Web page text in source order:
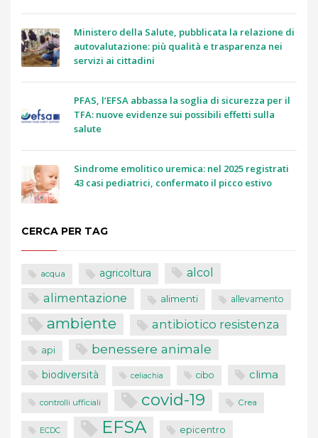
Ministero della Salute, pubblicata la relazione di
autovalutazione: più qualità e trasparenza nei
servizi ai cittadini
PFAS, l’EFSA abbassa la soglia di sicurezza per il
TFA: nuove evidenze sui possibili effetti sulla
salute
Sindrome emolitico uremica: nel 2025 registrati
43 casi pediatrici, confermato il picco estivo
CERCA PER TAG
acqua agricoltura alcol
alimentazione alimenti allevamento
ambiente antibiotico resistenza
api benessere animale
biodiversità celiachia cibo clima
controlli ufficiali covid-19 Crea
ECDC EFSA epicentro